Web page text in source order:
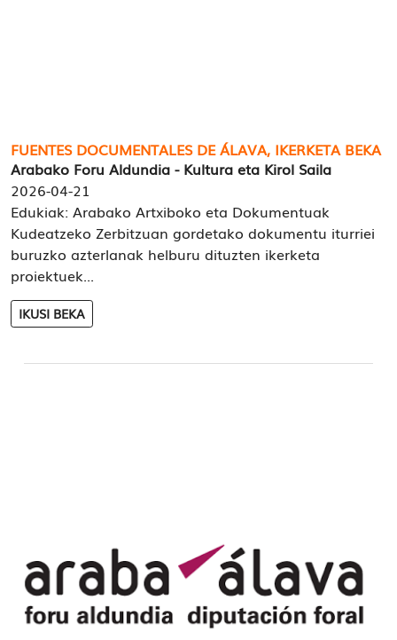
FUENTES DOCUMENTALES DE ÁLAVA, IKERKETA BEKA
Arabako Foru Aldundia - Kultura eta Kirol Saila
2026-04-21
Edukiak: Arabako Artxiboko eta Dokumentuak
Kudeatzeko Zerbitzuan gordetako dokumentu iturriei
buruzko azterlanak helburu dituzten ikerketa
proiektuek...
IKUSI BEKA